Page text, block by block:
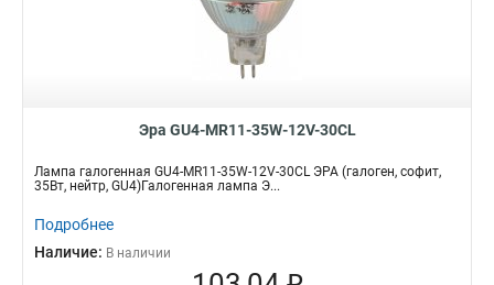
Эра GU4-MR11-35W-12V-30CL
Лампа галогенная GU4-MR11-35W-12V-30CL ЭРА (галоген, софит,
35Вт, нейтр, GU4)Галогенная лампа Э...
Подробнее
Наличие: В наличии